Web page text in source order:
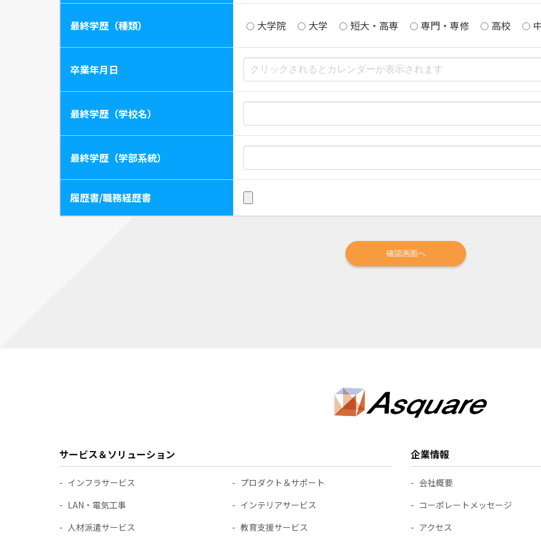
最終学歴（種類） 大学院 大学 短大・高専 専門・専修 高校
卒業年月日
最終学歴（学校名）
最終学歴（学部系統）
履歴書/職務経歴書
サービス＆ソリューション
インフラサービス
プロダクト＆サポート
LAN・電気工事
インテリアサービス
人材派遣サービス
教育支援サービス
企業情報
会社概要
コーポレートメッセージ
アクセス